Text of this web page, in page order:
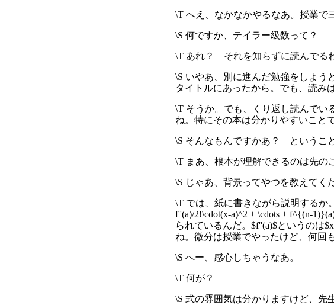
\T へえ、なかなかやるなあ。授業で
\S 何ですか、テイラー級数って？
\T あれ？ それを知らずに読んでる
\S いやあ、別に進んだ勉強をしよう
タイトルにあったから。でも、読み
\T そうか。でも、くり返し読んでい
ね。特にその本は分かりやすいこと
\S そんなもんですかあ？ というこ
\T まあ、根本が理解できるのは先の
\S じゃあ、背景ってやつを教えてく
\T では、紙に書きながら説明するか
f''(a)/2!\cdot(x-a)^2 + \cdots + f^{(n-
られているんだ。$f''(a)$というのは
ね。微分は授業でやったけど、何回
\S へー、感心しちゃうなあ。
\T 何が？
\S 式の雰囲気は分かりますけど、先